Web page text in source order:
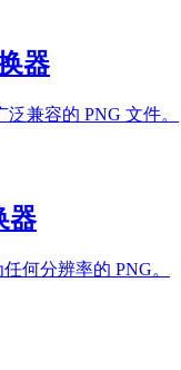
器
兼容的 PNG 文件。
器
何分辨率的 PNG。